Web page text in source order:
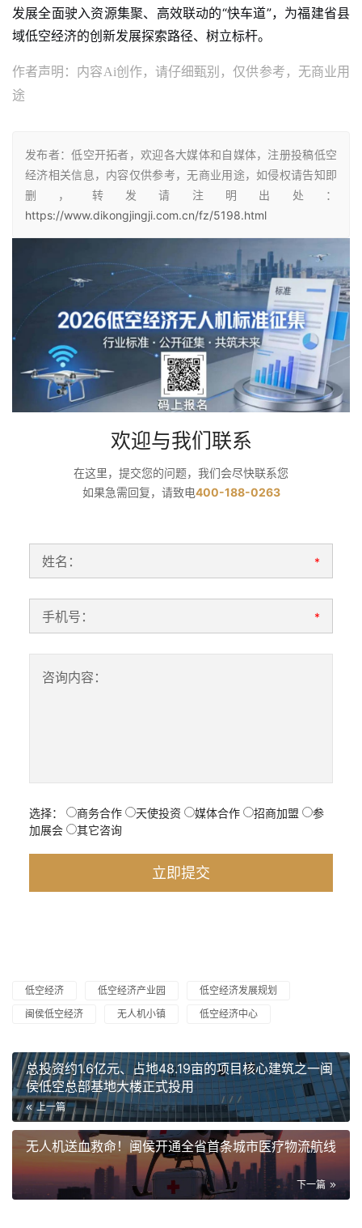
发展全面驶入资源集聚、高效联动的“快车道”，为福建省县
域低空经济的创新发展探索路径、树立标杆。
作者声明：内容Ai创作，请仔细甄别，仅供参考，无商业用
途
发布者：低空开拓者，欢迎各大媒体和自媒体，注册投稿低空
经济相关信息，内容仅供参考，无商业用途，如侵权请告知即
删，转发请注明出处：
https://www.dikongjingji.com.cn/fz/5198.html
欢迎与我们联系
在这里，提交您的问题，我们会尽快联系您
如果急需回复，请致电400-188-0263
姓名： *
手机号： *
咨询内容：
选择： 商务合作 天使投资 媒体合作 招商加盟
参
加展会
其它咨询
低空经济 低空经济产业园
低空经济发展规划
闽侯低空经济
无人机小镇 低空经济中心
总投资约1.6亿元、占地48.19亩的项目核心建筑之一闽
侯低空总部基地大楼正式投用
上一篇
无人机送血救命！闽侯开通全省首条城市医疗物流航线
下一篇